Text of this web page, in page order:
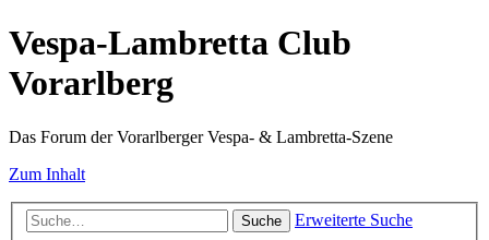
Vespa-Lambretta Club
Vorarlberg
Das Forum der Vorarlberger Vespa- & Lambretta-Szene
Zum Inhalt
Suche Erweiterte Suche